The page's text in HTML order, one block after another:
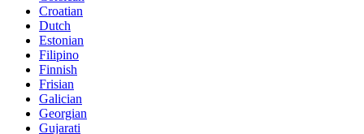
Croatian
Dutch
Estonian
Filipino
Finnish
Frisian
Galician
Georgian
Gujarati